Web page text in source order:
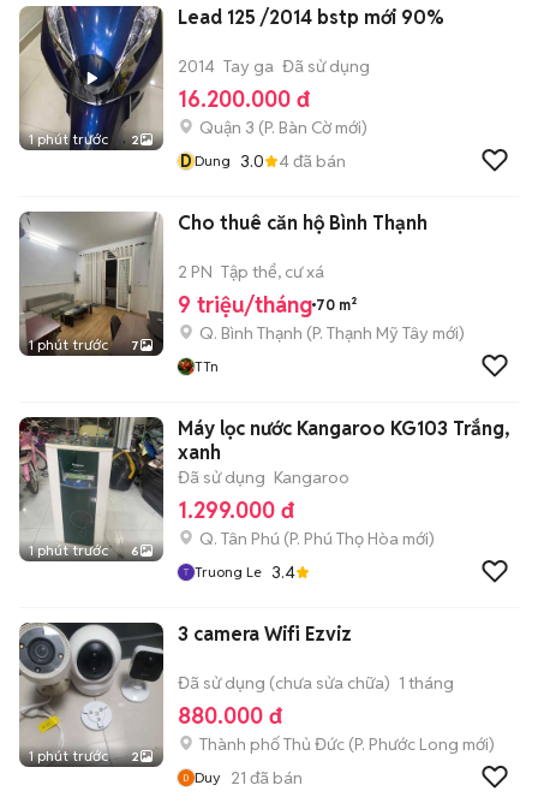
1 phút trước 2
Lead 125 /2014 bstp mới 90%
2014 Tay ga Đã sử dụng
16.200.000 đ
Quận 3 (P. Bàn Cờmới)
DDung 3.0 4đã bán
1 phút trước 7
Cho thuê căn hộ Bình Thạnh
2 PN Tập thể, cư xá
9 triệu/tháng 70 m²
Q. Bình Thạnh (P. Thạnh Mỹ Tây mới)
TTn
1 phút trước 6
Máy lọc nước Kangaroo KG103 Trắng,
xanh
Đã sử dụng Kangaroo
1.299.000 đ
Q. Tân Phú (P. Phú Thọ Hòa mới)
Truong Le 3.4
1 phút trước 2
3 camera Wifi Ezviz
Đã sử dụng (chưa sửa chữa) 1 tháng
880.000 đ
Thành phố Thủ Đức (P. Phước Long mới)
Duy 21 đã bán